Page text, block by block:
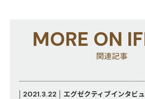
MORE ON
関連記事
エグゼクティブインタビ
2021.3.22